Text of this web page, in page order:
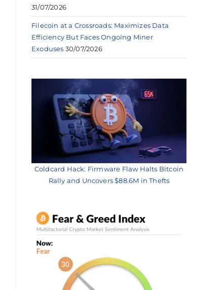
31/07/2026
Filecoin at a Crossroads: Maximizes Data
Efficiency But Faces Ongoing Miner
Exoduses 30/07/2026
Coldcard Hack: Firmware Flaw Halts Bitcoin
Rally and Uncovers $88.6M in Thefts